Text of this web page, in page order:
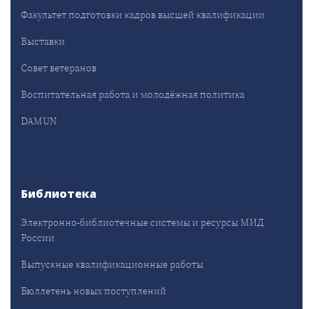
Факультет подготовки кадров высшей квалификации
Выставки
Совет ветеранов
Воспитательная работа и молодёжная политика
DAMUN
Библиотека
Электронно-библиотечные системы и ресурсы МИД
России
Выпускные квалификационные работы
Бюллетень новых поступлений